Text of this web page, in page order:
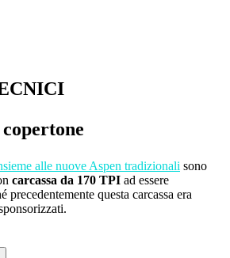
alle nuove Aspen tradizionali sono
carcassa da 170 TPI ad essere
precedentemente questa carcassa era